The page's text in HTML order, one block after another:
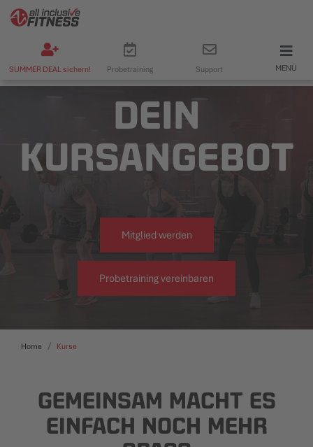
SUMMER DEAL sichern! Probetraining Support MENÜ
DEIN
KURSANGEBOT
Mitglied werden
Probetraining vereinbaren
Home Kurse
GEMEINSAM MACHT ES
EINFACH NOCH MEHR